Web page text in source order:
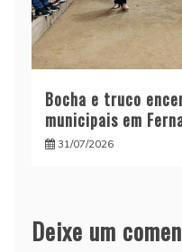
Bocha e truco
municipais em
31/07/2026
Deixe um